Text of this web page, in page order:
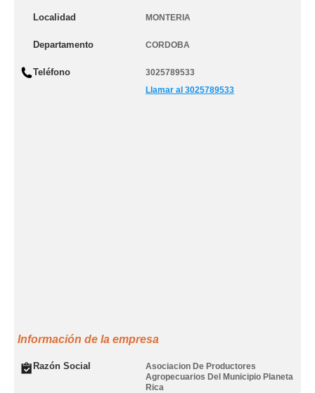
Localidad MONTERIA
Departamento CORDOBA
Teléfono
3025789533
Llamar al 3025789533
Información de la empresa
Razón Social
Asociacion De Productores
Agropecuarios Del Municipio Planeta
Rica